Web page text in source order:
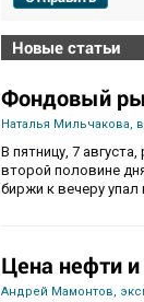
Новые статьи
Фондовый
Наталья Мильчакова,
В пятницу, 7
второй половине
биржи к вечеру упал
Цена нефти и
Андрей Мамонтов,